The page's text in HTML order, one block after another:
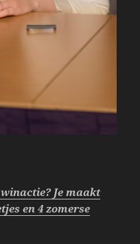
Je maakt
en 4 zomerse